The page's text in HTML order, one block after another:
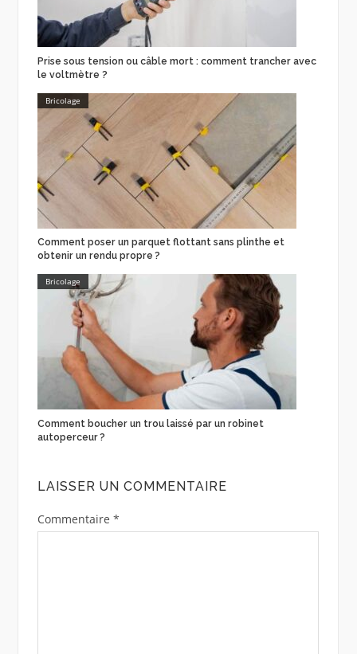
Prise sous tension ou câble mort : comment trancher avec
le voltmètre ?
Bricolage
Comment poser un parquet flottant sans plinthe et
obtenir un rendu propre ?
Bricolage
Comment boucher un trou laissé par un robinet
autoperceur ?
LAISSER UN COMMENTAIRE
Commentaire *